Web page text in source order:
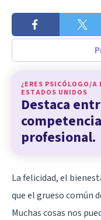
¿ERES PSICÓLOGO/A
ESTADOS UNIDOS
Destaca
competencia
profesional.
La felicidad, el
que el grueso común
Muchas cosas nos